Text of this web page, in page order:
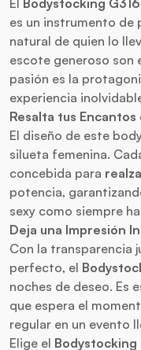
El Bodystocking G316
es un instrumento de
natural de quien lo
escote generoso son
pasión es la
experiencia
Resalta tus
El diseño de este
silueta femenina.
concebida para
potencia,
sexy como siempre
Deja una Impresión
Con la transparencia
perfecto, el
noches de deseo. Es
que espera el
regular en un evento
Elige el Bodystocking